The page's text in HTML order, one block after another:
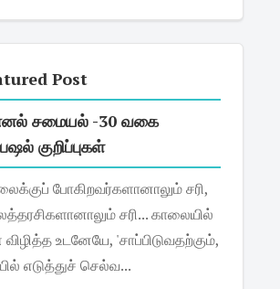
Post
சமையல் -30 வகை
குறிப்புகள்
போகிறவர்களானாலும் சரி,
சரி... காலையில்
உடனேயே, 'சாப்பிடுவதற்கும்,
எடுத்துச் செல்வ...